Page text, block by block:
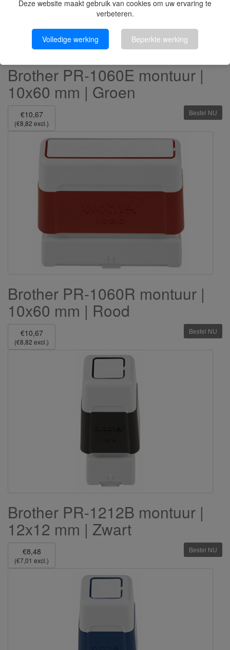
Deze website maakt gebruik van cookies om uw ervaring te
verbeteren.
Volledige werking Beperkte werking
Brother PR-1060E montuur |
10x60 mm | Groen
€10,67
(€8,82 excl.)
Bestel NU
Brother PR-1060R montuur |
10x60 mm | Rood
€10,67
(€8,82 excl.)
Bestel NU
Brother PR-1212B montuur |
12x12 mm | Zwart
€8,48
(€7,01 excl.)
Bestel NU